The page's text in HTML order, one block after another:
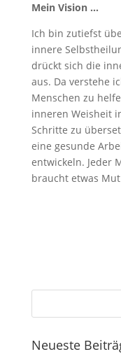
Mein Vision …
Ich bin zutiefst
innere
drückt sich die
aus. Da verstehe
Menschen zu
inneren Weisheit
Schritte zu
eine gesunde
entwickeln. Jeder
braucht etwas
Neueste